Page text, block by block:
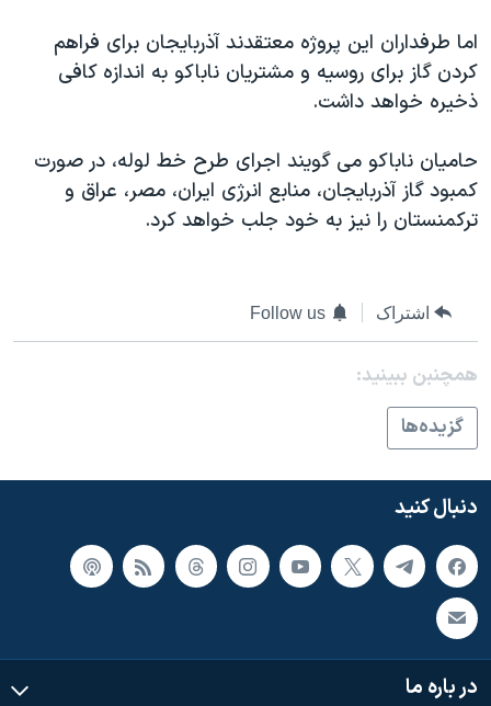
اما طرفداران این پروژه معتقدند آذربایجان برای فراهم
کردن گاز برای روسیه و مشتریان ناباکو به اندازه کافی
ذخیره خواهد داشت.
حامیان ناباکو می گویند اجرای طرح خط لوله، در صورت
کمبود گاز آذربایجان، منابع انرژی ایران، مصر، عراق و
ترکمنستان را نیز به خود جلب خواهد کرد.
اشتراک Follow us
همچنبن ببینید:
گزيده‌ها
دنبال کنید
در باره ما